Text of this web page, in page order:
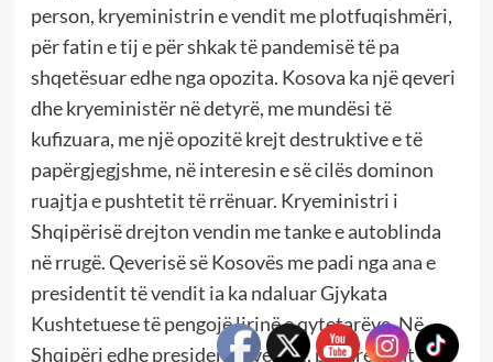
person, kryeministrin e vendit me plotfuqishmëri,
për fatin e tij e për shkak të pandemisë të pa
shqetësuar edhe nga opozita. Kosova ka një qeveri
dhe kryeministër në detyrë, me mundësi të
kufizuara, me një opozitë krejt destruktive e të
papërgjegjshme, në interesin e së cilës dominon
ruajtja e pushtetit të rrënuar. Kryeministri i
Shqipërisë drejton vendin me tanke e autoblinda
në rrugë. Qeverisë së Kosovës me padi nga ana e
presidentit të vendit ia ka ndaluar Gjykata
Kushtetuese të pengojë lirinë e qytetarëve. Në
Shqipëri edhe presidenti i vendit, pavarësisht